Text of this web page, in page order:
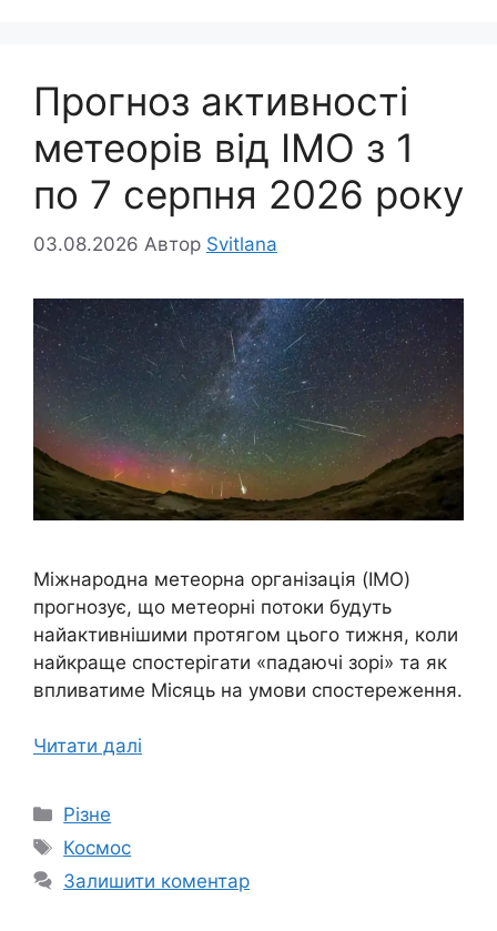
Прогноз активності
метеорів від IMO з 1
по 7 серпня 2026 року
03.08.2026 Автор Svitlana
Міжнародна метеорна організація (IMO)
прогнозує, що метеорні потоки будуть
найактивнішими протягом цього тижня, коли
найкраще спостерігати «падаючі зорі» та як
впливатиме Місяць на умови спостереження.
Читати далі
Категорії
Різне
Позначки
Космос
Залишити коментар